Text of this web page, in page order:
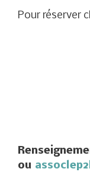
Pour réserver
ou